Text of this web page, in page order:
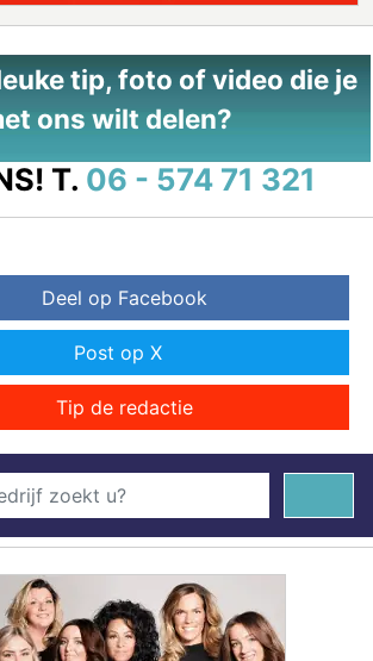
tip, foto of video die je
ons wilt delen?
T. 06 - 574 71 321
Deel op Facebook
Post op X
Tip de redactie